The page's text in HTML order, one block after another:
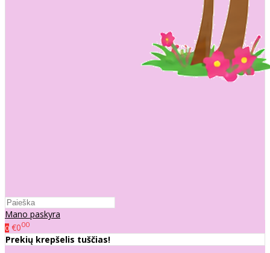
Mano paskyra
0 €000
Prekių krepšelis tuščias!